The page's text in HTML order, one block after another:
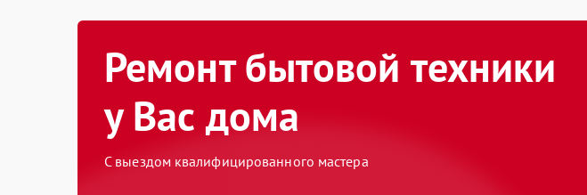
Ремонт бытовой техники
у Вас дома
С выездом квалифицированного мастера